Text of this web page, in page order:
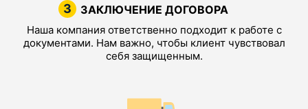
3 ЗАКЛЮЧЕНИЕ ДОГОВОРА
Наша компания ответственно подходит к работе с
документами. Нам важно, чтобы клиент чувствовал
себя защищенным.